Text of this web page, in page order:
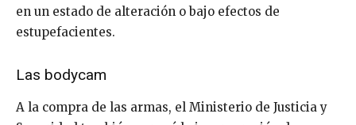
en un estado de alteración o bajo efectos de
estupefacientes.
Las bodycam
A la compra de las armas, el Ministerio de Justicia y